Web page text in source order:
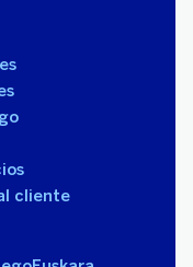
cliente